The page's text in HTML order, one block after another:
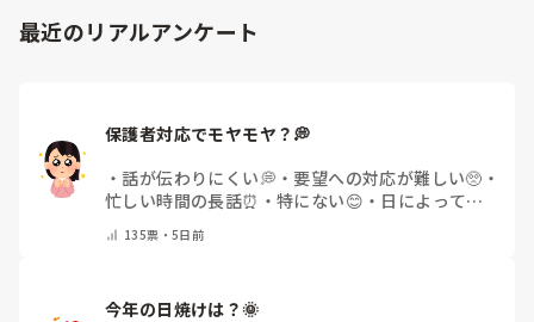
ますよ〜😊
最近のリアルアンケート
保護者対応でモヤモヤ？💭
・話が伝わりにくい💭 ・ 要望への対応が難しい🥺 ・
忙しい時間の長話⏰ ・ 特にない😊 ・ 日によって違
135票・5日前
今年の日焼けは？🌞